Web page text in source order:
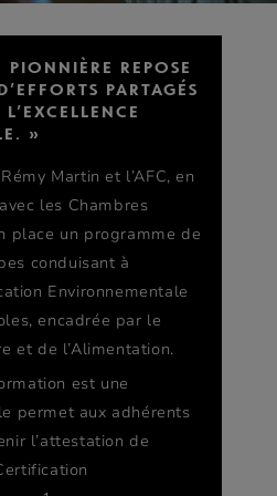
PIONNIÈRE REPOSE
PARTAGÉS
»
Rémy Martin et l’AFC, en
les Chambres
place un programme de
conduisant à
Environnementale
encadrée par le
et de l’Alimentation.
est une
permet aux adhérents
l’attestation de